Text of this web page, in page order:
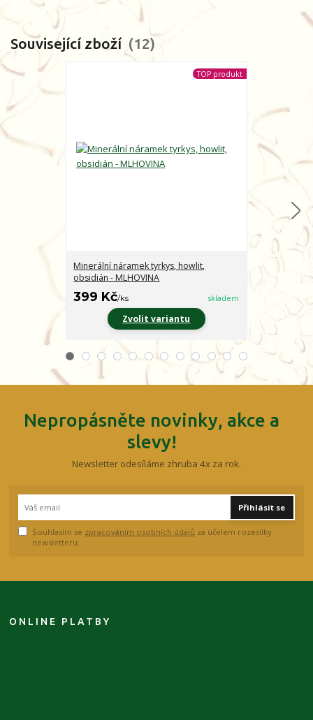
Související zboží 12
TOP produkt
Minerální náramek tyrkys, howlit,
obsidián - MLHOVINA
399 Kč/ks skladem
Zvolit variantu
Minerální
CHARAKTER
399 Kč/ ks
Nepropásněte novinky, akce a
slevy!
Newsletter odesíláme zhruba 4x za rok.
Přihlásit se
Souhlasím se zpracováním osobních údajů za účelem rozesílky
newsletteru.
ONLINE PLATBY